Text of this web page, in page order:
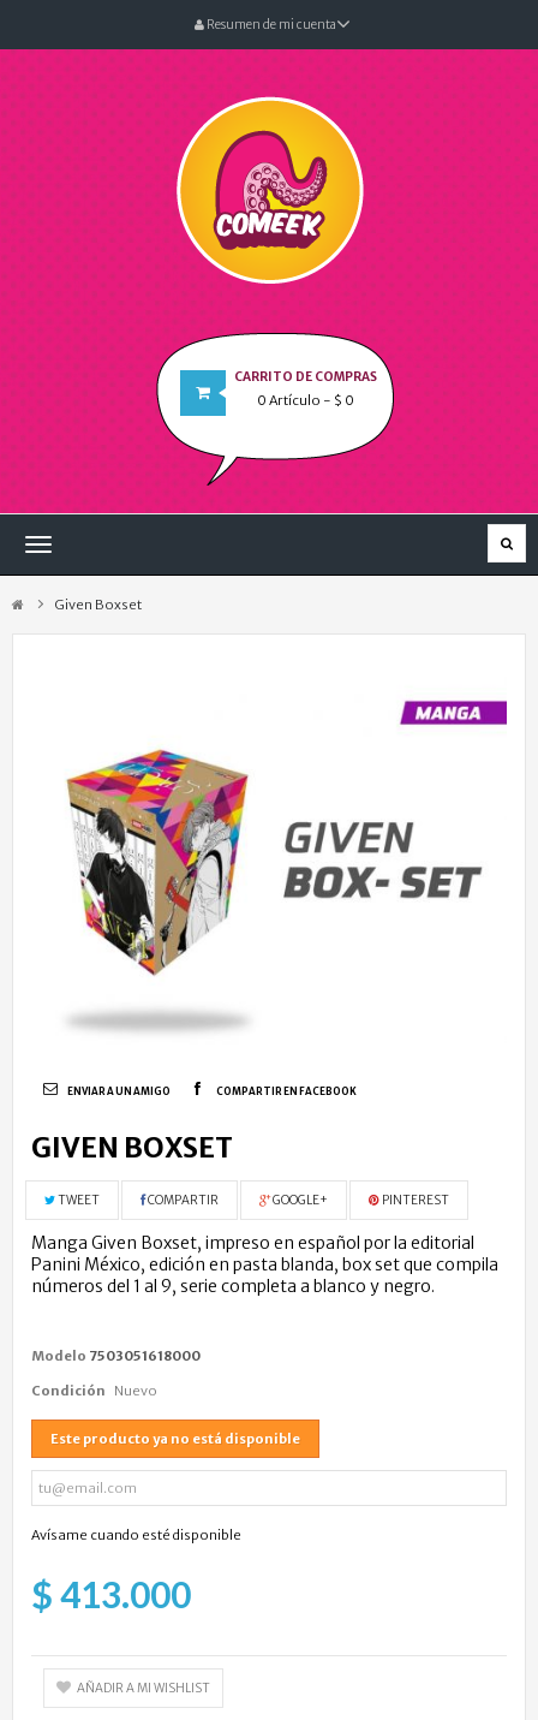
Resumen de mi cuenta
CARRITO DE COMPRAS
0 Artículo - $ 0
Navegación
Given Boxset
ENVIAR A UN AMIGO COMPARTIR EN FACEBOOK
GIVEN BOXSET
TWEET COMPARTIR GOOGLE+ PINTEREST
Manga Given Boxset, impreso en español por la editorial
Panini México, edición en pasta blanda, box set que compila
números del 1 al 9, serie completa a blanco y negro.
Modelo 7503051618000
Condición Nuevo
Este producto ya no está disponible
Avísame cuando esté disponible
$ 413.000
AÑADIR A MI WISHLIST